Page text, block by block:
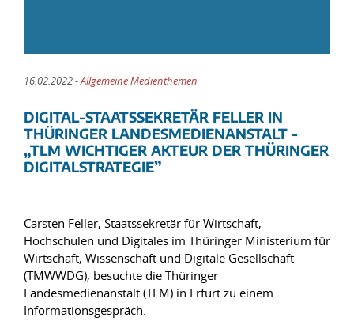
16.02.2022 -Allgemeine Medienthemen
DIGITAL-STAATSSEKRETÄR FELLER IN
THÜRINGER LANDESMEDIENANSTALT -
„TLM WICHTIGER AKTEUR DER THÜRINGER
DIGITALSTRATEGIE”
Carsten Feller, Staatssekretär für Wirtschaft,
Hochschulen und Digitales im Thüringer Ministerium für
Wirtschaft, Wissenschaft und Digitale Gesellschaft
(TMWWDG), besuchte die Thüringer
Landesmedienanstalt (TLM) in Erfurt zu einem
Informationsgespräch.